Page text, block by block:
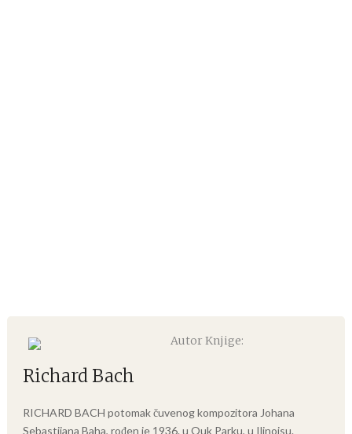
Autor Knjige:
Richard Bach
RICHARD BACH potomak čuvenog kompozitora Johana
Sebastijana Baha, rođen je 1936. u Ouk Parku, u Ilinoisu.